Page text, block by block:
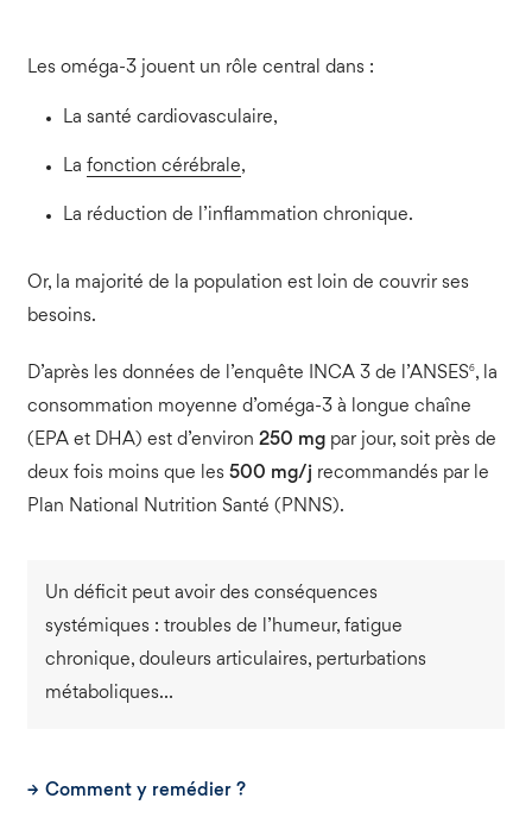
Les oméga-3 jouent un rôle central dans :
La santé cardiovasculaire,
La fonction cérébrale,
La réduction de l’inflammation chronique.
Or, la majorité de la population est loin de couvrir ses
besoins.
D’après les données de l’enquête INCA 3 de l’ANSES6, la
consommation moyenne d’oméga-3 à longue chaîne
(EPA et DHA) est d’environ 250 mgpar jour, soit près de
deux fois moins que les 500 mg/j recommandés par le
Plan National Nutrition Santé (PNNS).
Un déficit peut avoir des conséquences
systémiques : troubles de l’humeur, fatigue
chronique, douleurs articulaires, perturbations
métaboliques…
Comment y remédier ?